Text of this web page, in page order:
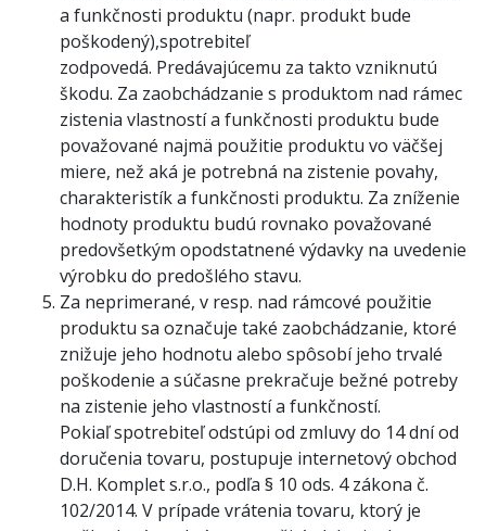
a funkčnosti produktu (napr. produkt bude
poškodený),spotrebiteľ
zodpovedá. Predávajúcemu za takto vzniknutú
škodu. Za zaobchádzanie s produktom nad rámec
zistenia vlastností a funkčnosti produktu bude
považované najmä použitie produktu vo väčšej
miere, než aká je potrebná na zistenie povahy,
charakteristík a funkčnosti produktu. Za zníženie
hodnoty produktu budú rovnako považované
predovšetkým opodstatnené výdavky na uvedenie
výrobku do predošlého stavu.
Za neprimerané, v resp. nad rámcové použitie
produktu sa označuje také zaobchádzanie, ktoré
znižuje jeho hodnotu alebo spôsobí jeho trvalé
poškodenie a súčasne prekračuje bežné potreby
na zistenie jeho vlastností a funkčností.
Pokiaľ spotrebiteľ odstúpi od zmluvy do 14 dní od
doručenia tovaru, postupuje internetový obchod
D.H. Komplet s.r.o., podľa § 10 ods. 4 zákona č.
102/2014. V prípade vrátenia tovaru, ktorý je